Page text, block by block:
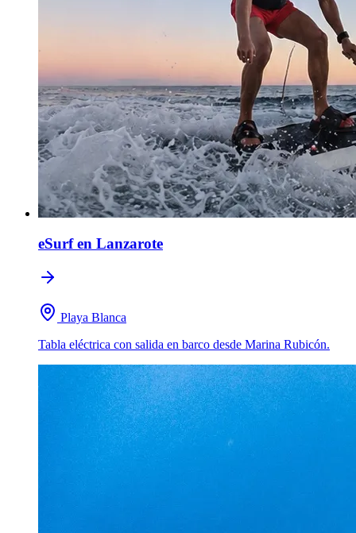
eSurf en Lanzarote
Playa Blanca
Tabla eléctrica con salida en barco desde Marina Rubicón.